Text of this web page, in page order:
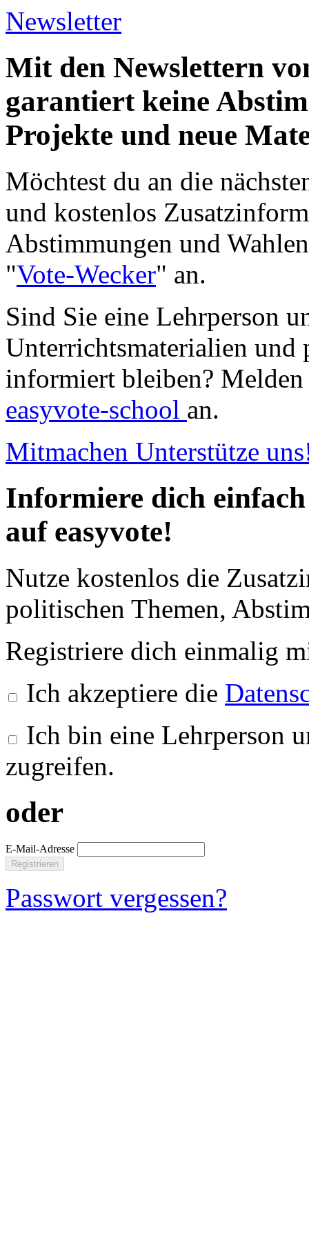
Newsletter
Mit den Newslettern
garantiert keine
Projekte und neue
Möchtest du an die
und kostenlos
Abstimmungen und
"Vote-Wecker" an.
Sind Sie eine Lehrperson
Unterrichtsmaterialien
informiert bleiben?
easyvote-school an.
Mitmachen Unterstütze
Informiere dich
auf easyvote!
Nutze kostenlos die
politischen Themen,
Registriere dich einmalig
Ich akzeptiere die
Ich bin eine Lehrperson
zugreifen.
oder
E-Mail-Adresse
Registrieren
Passwort vergessen?